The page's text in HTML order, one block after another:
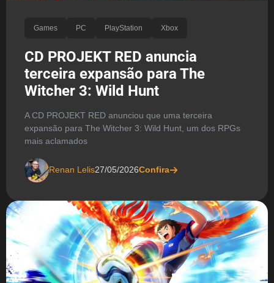
Games PC PlayStation Xbox
CD PROJEKT RED anuncia
terceira expansão para The
Witcher 3: Wild Hunt
A CD PROJEKT RED anunciou que uma terceira
expansão para The Witcher 3: Wild Hunt, um dos RPGs
mais aclamados
Renan Lelis27/05/2026Confira